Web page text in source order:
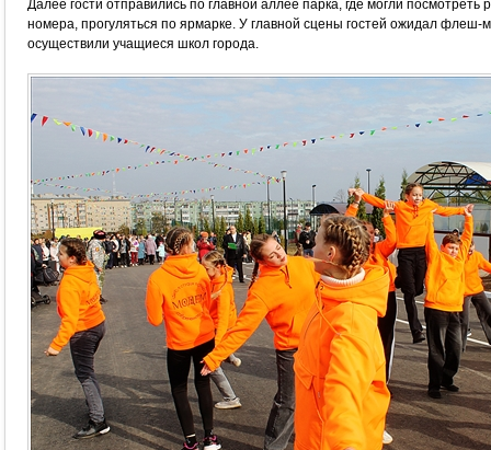
Далее гости отправились по главной аллее парка, где могли
номера, прогуляться по ярмарке. У главной сцены гостей ожидал флеш-
осуществили учащиеся школ города.